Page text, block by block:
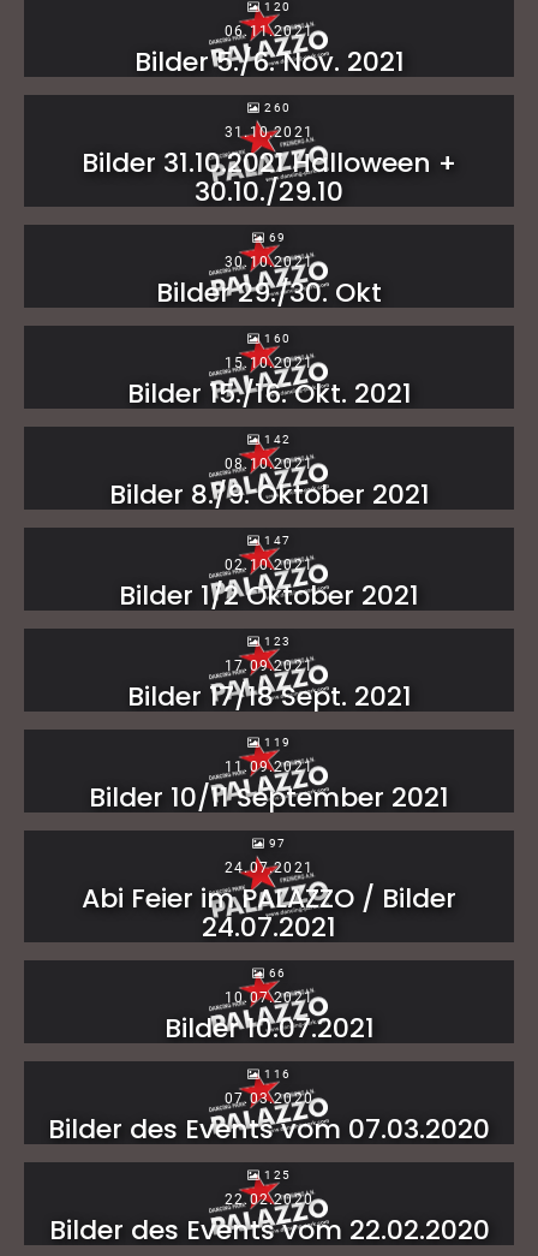
120
06.11.2021
Bilder 5./6. Nov. 2021
260
31.10.2021
Bilder 31.10.2021 Halloween +
30.10./29.10
69
30.10.2021
Bilder 29./30. Okt
160
15.10.2021
Bilder 15./16. Okt. 2021
142
08.10.2021
Bilder 8./9. Oktober 2021
147
02.10.2021
Bilder 1/2 Oktober 2021
123
17.09.2021
Bilder 17/18 Sept. 2021
119
11.09.2021
Bilder 10/11 September 2021
97
24.07.2021
Abi Feier im PALAZZO / Bilder
24.07.2021
66
10.07.2021
Bilder 10.07.2021
116
07.03.2020
Bilder des Events vom 07.03.2020
125
22.02.2020
Bilder des Events vom 22.02.2020